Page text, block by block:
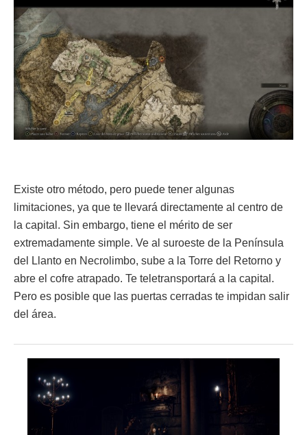
Existe otro método, pero puede tener algunas
limitaciones, ya que te llevará directamente al centro de
la capital. Sin embargo, tiene el mérito de ser
extremadamente simple. Ve al suroeste de la Península
del Llanto en Necrolimbo, sube a la Torre del Retorno y
abre el cofre atrapado. Te teletransportará a la capital.
Pero es posible que las puertas cerradas te impidan salir
del área.